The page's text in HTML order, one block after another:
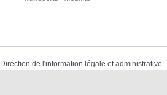
Direction de l'information légale et administrative